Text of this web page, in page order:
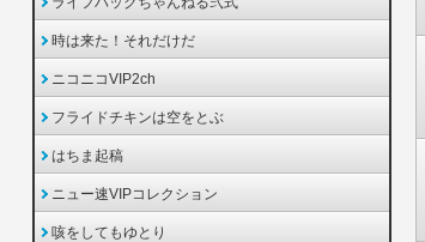
時は来た！それだけだ
ニコニコVIP2ch
フライドチキンは空をとぶ
はちま起稿
ニュー速VIPコレクション
咳をしてもゆとり